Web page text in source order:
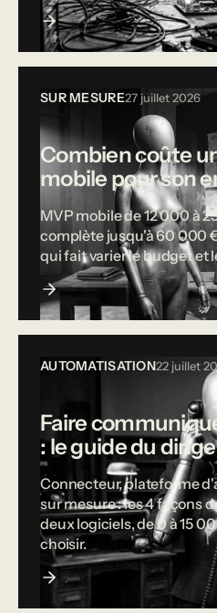
SUR MESURE27 juillet 2026
Combien coûte
mobile pour son
MVP mobile de 12 000 à
complète jusqu'à 60 000
qui fait varier le budget et
AUTOMATISATION22 juillet
Faire
: le guide du
Connecteur, plateforme
sur mesure : les 4 façons
deux logiciels, de 0 à 15
choisir.